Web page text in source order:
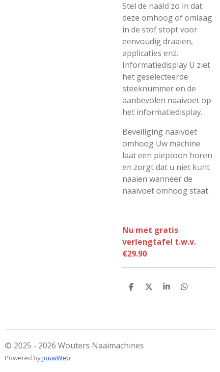
Stel de naald zo in dat
deze omhoog of omlaag
in de stof stopt voor
eenvoudig draaien,
applicaties enz.
Informatiedisplay U ziet
het geselecteerde
steeknummer en de
aanbevolen naaivoet op
het informatiedisplay.
Beveiliging naaivoet
omhoog Uw machine
laat een pieptoon horen
en zorgt dat u niet kunt
naaien wanneer de
naaivoet omhoog staat.
Nu met gratis
verlengtafel t.w.v.
€29.90
D
D
S
D
© 2025 - 2026 Wouters Naaimachines
Powered byJouwWeb